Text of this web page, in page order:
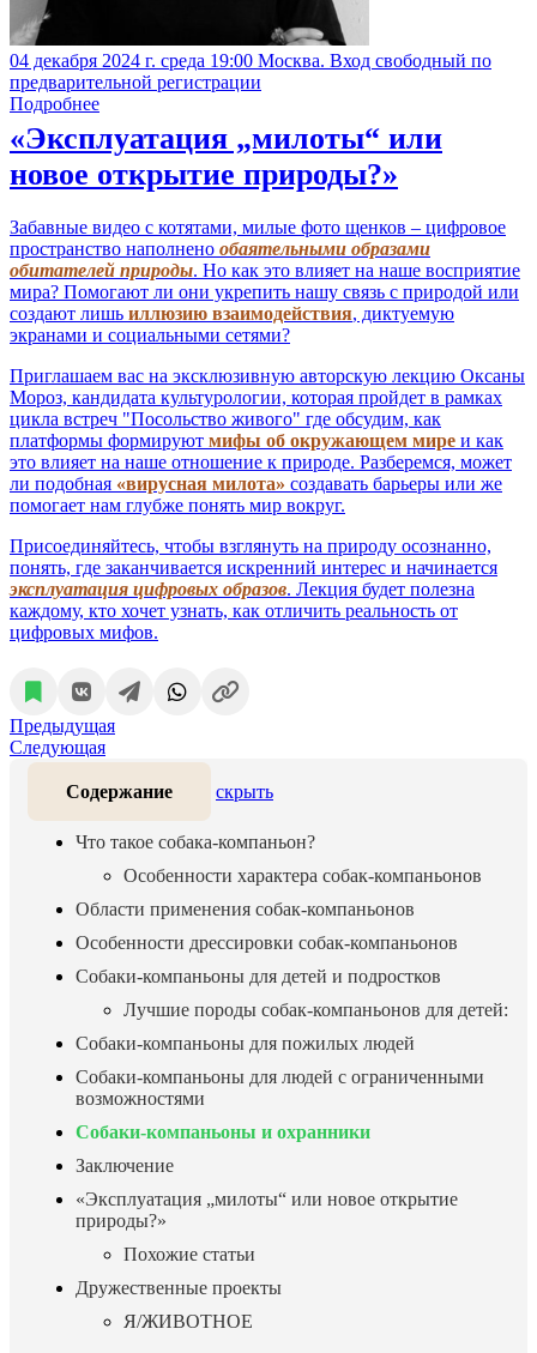
04 декабря 2024 г. среда 19:00 Москва. Вход свободный по
предварительной регистрации
Подробнее
«Эксплуатация „милоты“ или
новое открытие природы?»
Забавные видео с котятами, милые фото щенков – цифровое
пространство наполнено обаятельными образами
обитателей природы. Но как это влияет на наше восприятие
мира? Помогают ли они укрепить нашу связь с природой или
создают лишь иллюзию взаимодействия, диктуемую
экранами и социальными сетями?
Приглашаем вас на эксклюзивную авторскую лекцию Оксаны
Мороз, кандидата культурологии, которая пройдет в рамках
цикла встреч "Посольство живого" где обсудим, как
платформы формируют мифы об окружающем мире и как
это влияет на наше отношение к природе. Разберемся, может
ли подобная «вирусная милота» создавать барьеры или же
помогает нам глубже понять мир вокруг.
Присоединяйтесь, чтобы взглянуть на природу осознанно,
понять, где заканчивается искренний интерес и начинается
эксплуатация цифровых образов. Лекция будет полезна
каждому, кто хочет узнать, как отличить реальность от
цифровых мифов.
Предыдущая
Следующая
Содержание скрыть
Что такое собака-компаньон?
Особенности характера собак-компаньонов
Области применения собак-компаньонов
Особенности дрессировки собак-компаньонов
Собаки-компаньоны для детей и подростков
Лучшие породы собак-компаньонов для детей:
Собаки-компаньоны для пожилых людей
Собаки-компаньоны для людей с ограниченными
возможностями
Собаки-компаньоны и охранники
Заключение
«Эксплуатация „милоты“ или новое открытие
природы?»
Похожие статьи
Дружественные проекты
Я/ЖИВОТНОЕ